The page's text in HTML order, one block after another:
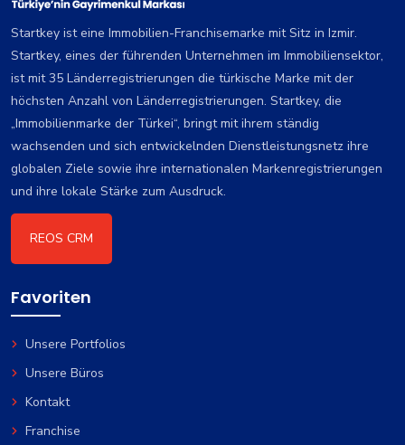
Startkey ist eine Immobilien-Franchisemarke mit Sitz in Izmir.
Startkey, eines der führenden Unternehmen im Immobiliensektor,
ist mit 35 Länderregistrierungen die türkische Marke mit der
höchsten Anzahl von Länderregistrierungen. Startkey, die
„Immobilienmarke der Türkei“, bringt mit ihrem ständig
wachsenden und sich entwickelnden Dienstleistungsnetz ihre
globalen Ziele sowie ihre internationalen Markenregistrierungen
und ihre lokale Stärke zum Ausdruck.
REOS CRM
Favoriten
Unsere Portfolios
Unsere Büros
Kontakt
Franchise